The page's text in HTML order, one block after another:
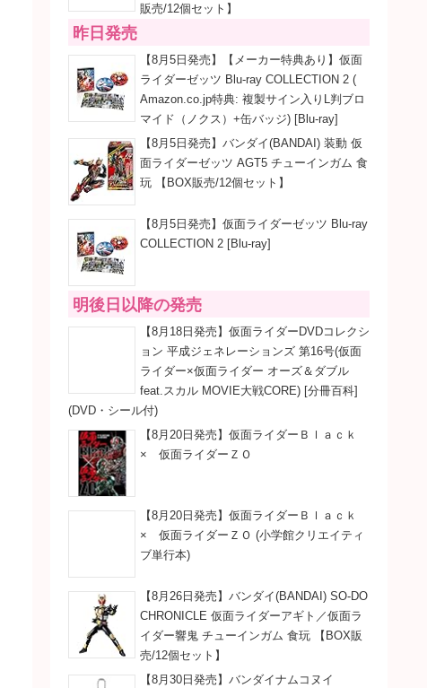
販売/12個セット】
昨日発売
【8月5日発売】【メーカー特典あり】仮面
ライダーゼッツ Blu-ray COLLECTION 2 (
Amazon.co.jp特典: 複製サイン入りL判ブロ
マイド（ノクス）+缶バッジ) [Blu-ray]
【8月5日発売】バンダイ(BANDAI) 装動 仮
面ライダーゼッツ AGT5 チューインガム 食
玩 【BOX販売/12個セット】
【8月5日発売】仮面ライダーゼッツ Blu-ray
COLLECTION 2 [Blu-ray]
明後日以降の発売
【8月18日発売】仮面ライダーDVDコレクシ
ョン 平成ジェネレーションズ 第16号(仮面
ライダー×仮面ライダー オーズ＆ダブル
feat.スカル MOVIE大戦CORE) [分冊百科]
(DVD・シール付)
【8月20日発売】仮面ライダーＢｌａｃｋ
× 仮面ライダーＺＯ
【8月20日発売】仮面ライダーＢｌａｃｋ
× 仮面ライダーＺＯ (小学館クリエイティ
ブ単行本)
【8月26日発売】バンダイ(BANDAI) SO-DO
CHRONICLE 仮面ライダーアギト／仮面ラ
イダー響鬼 チューインガム 食玩 【BOX販
売/12個セット】
【8月30日発売】バンダイナムコヌイ